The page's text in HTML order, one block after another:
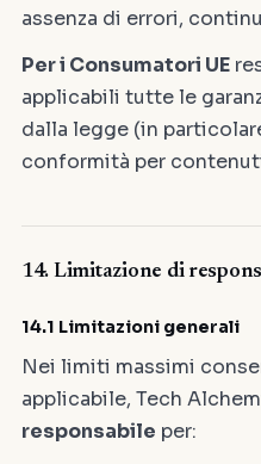
assenza di errori,
Per i Consumatori UE
applicabili tutte le
dalla legge (in
conformità per
14. Limitazione di
14.1 Limitazioni generali
Nei limiti massimi
applicabile, Tech
responsabile per: